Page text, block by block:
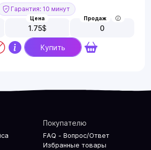
Гарантия: 10 минут
Цена
1.75$
Продаж
0
Купить
Покупателю
FAQ - Вопрос/Ответ
Избранные товары